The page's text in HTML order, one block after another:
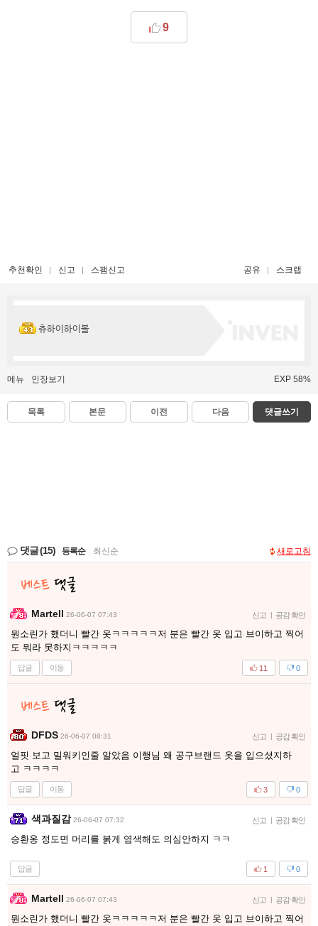
9
추천확인 신고 스팸신고 공유 스크랩
츄하이하이볼
메뉴 인장보기 EXP 58%
목록 본문 이전 다음 댓글쓰기
댓글(15) 등록순 최신순 새로고침
Martell 26-06-07 07:43 신고 | 공감 확인
뭔소린가 했더니 빨간 옷ㅋㅋㅋㅋㅋ저 분은 빨간 옷 입고 브이하고 찍어
도 뭐라 못하지ㅋㅋㅋㅋㅋ
답글 이동 0
11
DFDS 26-06-07 08:31 신고 | 공감 확인
얼핏 보고 밀워키인줄 알았음 이행님 왜 공구브랜드 옷을 입으셨지하
고 ㅋㅋㅋㅋ
답글 이동 0
3
색과질감 26-06-07 07:32 신고 | 공감 확인
승환옹 정도면 머리를 붉게 염색해도 의심안하지 ㅋㅋ
답글 0
1
Martell 26-06-07 07:43 신고 | 공감 확인
뭔소린가 했더니 빨간 옷ㅋㅋㅋㅋㅋ저 분은 빨간 옷 입고 브이하고 찍어